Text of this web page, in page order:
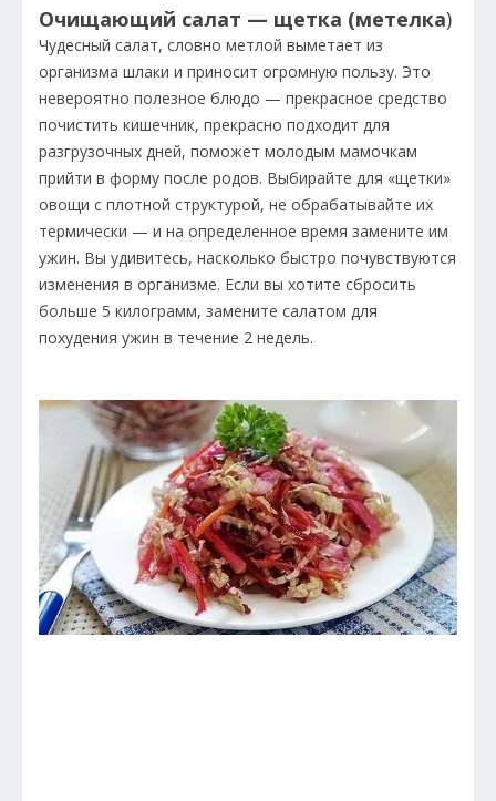
Очищающий салат — щетка (метелка)
Чудесный салат, словно метлой выметает из
организма шлаки и приносит огромную пользу. Это
невероятно полезное блюдо — прекрасное средство
почистить кишечник, прекрасно подходит для
разгрузочных дней, поможет молодым мамочкам
прийти в форму после родов. Выбирайте для «щетки»
овощи с плотной структурой, не обрабатывайте их
термически — и на определенное время замените им
ужин. Вы удивитесь, насколько быстро почувствуются
изменения в организме. Если вы хотите сбросить
больше 5 килограмм, замените салатом для
похудения ужин в течение 2 недель.